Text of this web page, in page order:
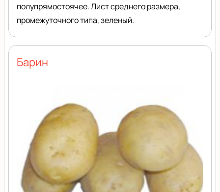
полупрямостоячее. Лист среднего размера,
промежуточного типа, зеленый.
Барин